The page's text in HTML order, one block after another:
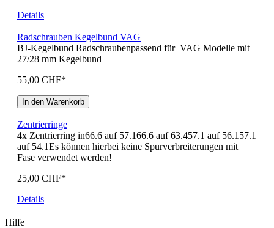
Details
Radschrauben Kegelbund VAG
BJ-Kegelbund Radschraubenpassend für VAG Modelle mit
27/28 mm Kegelbund
55,00 CHF*
In den Warenkorb
Zentrierringe
4x Zentrierring in66.6 auf 57.166.6 auf 63.457.1 auf 56.157.1
auf 54.1Es können hierbei keine Spurverbreiterungen mit
Fase verwendet werden!
25,00 CHF*
Details
Hilfe